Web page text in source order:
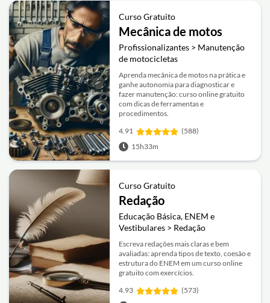
Curso Gratuito
Mecânica de motos
Profissionalizantes > Manutenção
de motocicletas
Aprenda mecânica de motos na prática e
ganhe autonomia para diagnosticar e
fazer manutenção: curso online gratuito
com dicas de ferramentas e
procedimentos.
4.91
(588)
15h33m
Curso Gratuito
Redação
Educação Básica, ENEM e
Vestibulares > Redação
Escreva redações mais claras e bem
avaliadas: aprenda tipos de texto, coesão e
estrutura do ENEM em um curso online
gratuito com exercícios.
4.93
(573)